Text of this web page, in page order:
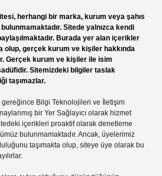
herhangi bir marka, kurum veya şahıs
Sitede yalnızca kendi
Burada yer alan içerikler
olup, gerçek kurum ve kişiler hakkında
Gerçek kurum ve kişiler ile isim
Sitemizdeki bilgiler taslak
taşımazlar.
gereğince Bilgi Teknolojileri ve İletişim
bir Yer Sağlayıcı olarak hizmet
içerikleri proaktif olarak denetleme
bulunmamaktadır. Ancak, üyelerimiz
taşımakta olup, siteye üye olarak bu